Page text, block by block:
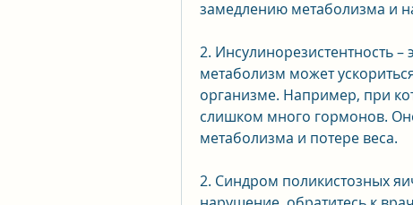
замедлению метаболизма и
2. Инсулинорезистентность –
метаболизм может
организме. Например, при
слишком много гормонов.
метаболизма и потере веса.
2. Синдром поликистозных